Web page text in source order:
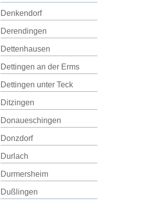
Denkendorf
Derendingen
Dettenhausen
Dettingen an der Erms
Dettingen unter Teck
Ditzingen
Donaueschingen
Donzdorf
Durlach
Durmersheim
Dußlingen